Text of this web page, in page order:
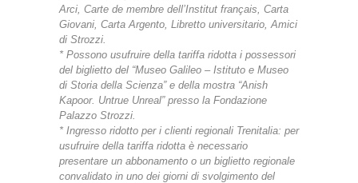
Arci, Carte de membre dell’Institut français, Carta
Giovani, Carta Argento, Libretto universitario, Amici
di Strozzi.
* Possono usufruire della tariffa ridotta i possessori
del biglietto del “Museo Galileo – Istituto e Museo
di Storia della Scienza” e della mostra “Anish
Kapoor. Untrue Unreal” presso la Fondazione
Palazzo Strozzi.
* Ingresso ridotto per i clienti regionali Trenitalia: per
usufruire della tariffa ridotta è necessario
presentare un abbonamento o un biglietto regionale
convalidato in uno dei giorni di svolgimento del